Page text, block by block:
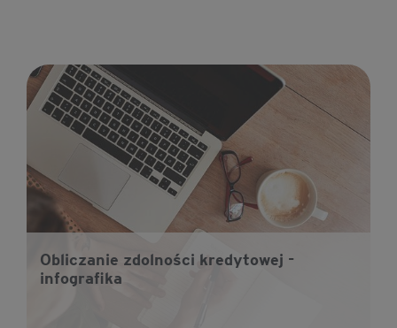
Obliczanie zdolności kredytowej -
infografika